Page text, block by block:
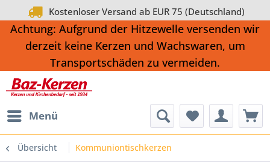
Kostenloser Versand ab EUR 75 (Deutschland)
Achtung: Aufgrund der Hitzewelle versenden wir
derzeit keine Kerzen und Wachswaren, um
Transportschäden zu vermeiden.
Menü
Übersicht Kommuniontischkerzen